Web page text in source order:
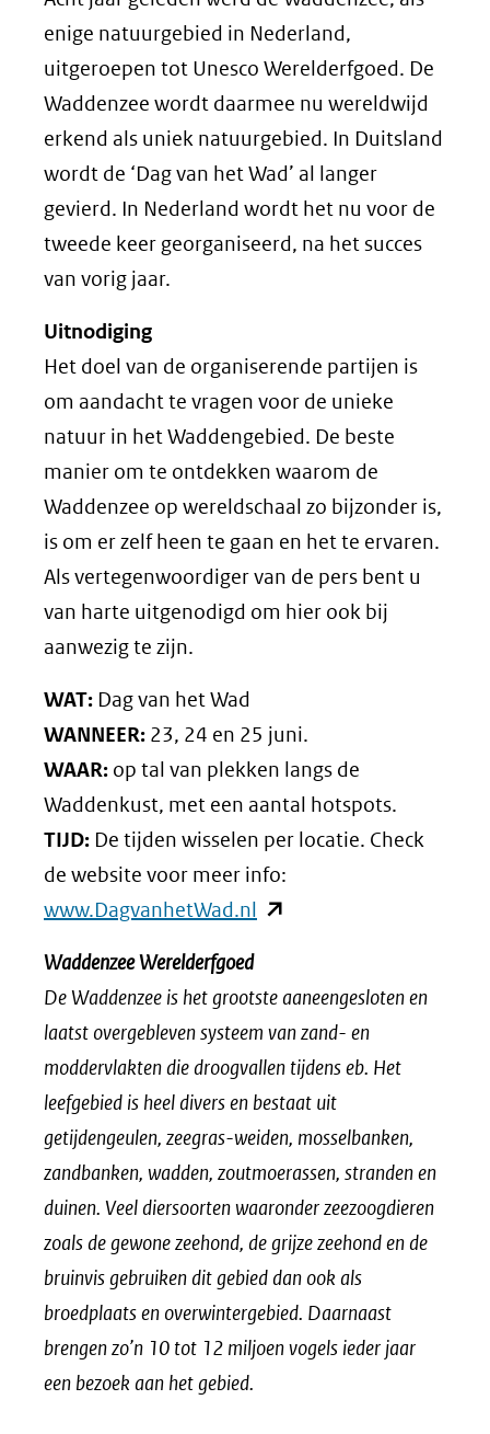
enige natuurgebied in Nederland,
uitgeroepen tot Unesco Werelderfgoed. De
Waddenzee wordt daarmee nu wereldwijd
erkend als uniek natuurgebied. In Duitsland
wordt de ‘Dag van het Wad’ al langer
gevierd. In Nederland wordt het nu voor de
tweede keer georganiseerd, na het succes
van vorig jaar.
Uitnodiging
Het doel van de organiserende partijen is
om aandacht te vragen voor de unieke
natuur in het Waddengebied. De beste
manier om te ontdekken waarom de
Waddenzee op wereldschaal zo bijzonder is,
is om er zelf heen te gaan en het te ervaren.
Als vertegenwoordiger van de pers bent u
van harte uitgenodigd om hier ook bij
aanwezig te zijn.
WAT: Dag van het Wad
WANNEER: 23, 24 en 25 juni.
WAAR: op tal van plekken langs de
Waddenkust, met een aantal hotspots.
TIJD: De tijden wisselen per locatie. Check
de website voor meer info:
www.DagvanhetWad.nl (opent
andere
Waddenzee Werelderfgoed
De Waddenzee is het grootste aaneengesloten en
laatst overgebleven systeem van zand- en
moddervlakten die droogvallen tijdens eb. Het
leefgebied is heel divers en bestaat uit
getijdengeulen, zeegras-weiden, mosselbanken,
zandbanken, wadden, zoutmoerassen, stranden en
duinen. Veel diersoorten waaronder zeezoogdieren
zoals de gewone zeehond, de grijze zeehond en de
bruinvis gebruiken dit gebied dan ook als
broedplaats en overwintergebied. Daarnaast
brengen zo’n 10 tot 12 miljoen vogels ieder jaar
een bezoek aan het gebied.